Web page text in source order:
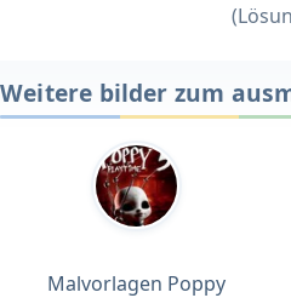
Weitere bilder zum
Malvorlagen Poppy